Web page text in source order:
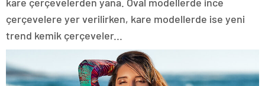
çerçevelere yer verilirken, kare modellerde ise yeni
trend kemik çerçeveler...